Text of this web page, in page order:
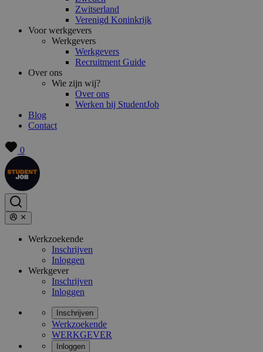
Zwitserland
Verenigd Koninkrijk
Voor werkgevers
Werkgevers
Werkgevers
Recruitment Guide
Over ons
Wie zijn wij?
Over ons
Werken bij StudentJob
Blog
Contact
0
Werkzoekende
Inschrijven
Inloggen
Werkgever
Inschrijven
Inloggen
Inschrijven
Werkzoekende
WERKGEVER
Inloggen